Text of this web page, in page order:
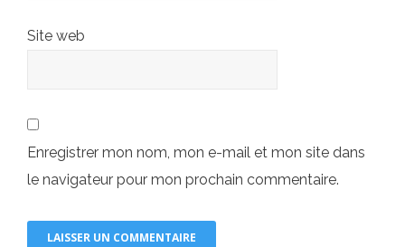
Site web
Enregistrer mon nom, mon e-mail et mon site dans
le navigateur pour mon prochain commentaire.